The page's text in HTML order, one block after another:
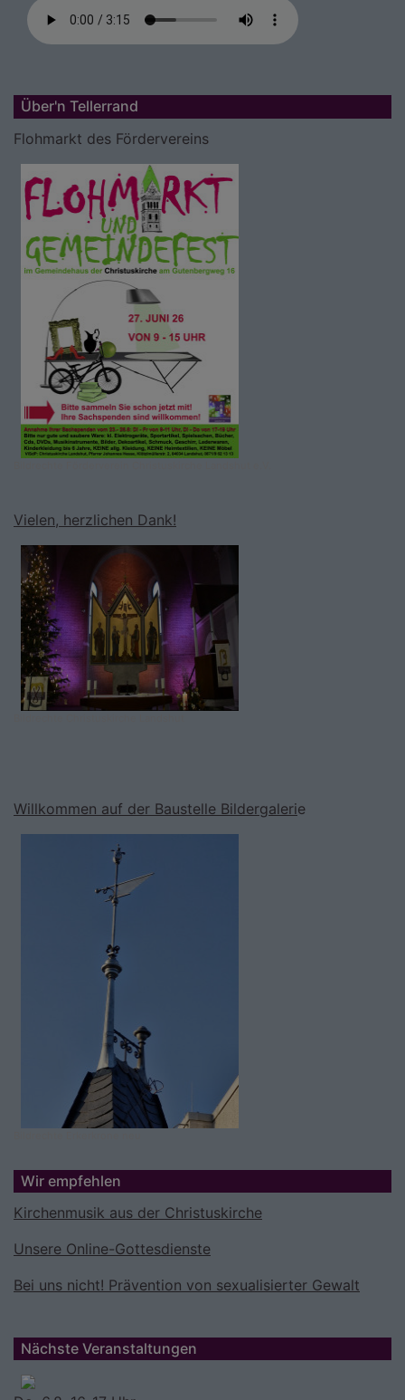
Über'n Tellerrand
Flohmarkt des Fördervereins
Vielen, herzlichen Dank!
Willkommen auf der Baustelle Bildergalerie
Wir empfehlen
Kirchenmusik aus der Christuskirche
Unsere Online-Gottesdienste
Bei uns nicht! Prävention von sexualisierter Gewalt
Nächste Veranstaltungen